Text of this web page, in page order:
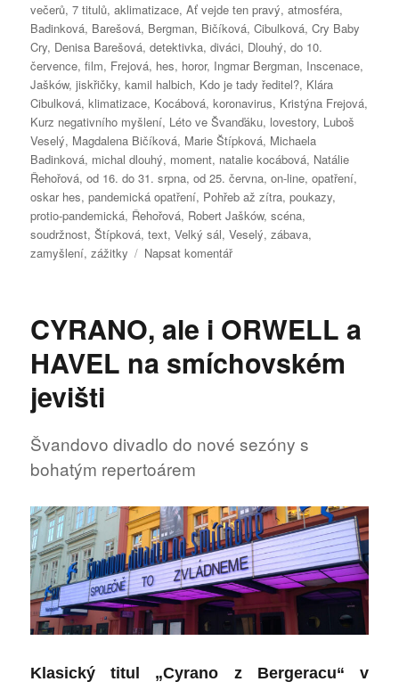
večerů,7 titulů,aklimatizace,Ať vejde ten pravý,atmosféra,
Badinková, Barešová, Bergman, Bičíková,Cibulková,Cry Baby
Cry, Denisa Barešová,detektivka,diváci, Dlouhý,do 10.
července,film, Frejová, hes, horor, Ingmar Bergman, Inscenace,
Jašków,jiskřičky,kamil halbich, Kdo je tady ředitel?, Klára
Cibulková,klimatizace, Kocábová,koronavirus, Kristýna Frejová,
Kurz negativního myšlení, Léto ve Švanďáku, lovestory, Luboš
Veselý, Magdalena Bičíková, Marie Štípková, Michaela
Badinková, michal dlouhý, moment, natalie kocábová, Natálie
Řehořová,od 16. do 31. srpna,od 25. června,on-line,opatření,
oskar hes,pandemická opatření, Pohřeb až zítra,poukazy,
protio-pandemická, Řehořová, Robert Jašków,scéna,
soudržnost,Štípková,text,Velký sál,Veselý,zábava,
zamyšlení,zážitky Napsat komentářpro
Zábava,
zamyšlení
CYRANO, ale i ORWELL a
HAVEL na smíchovském
jevišti
Švandovo divadlo do nové sezóny s
bohatým repertoárem
Klasický titul „Cyrano z Bergeracu“ v